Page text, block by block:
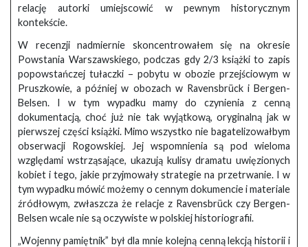
relację autorki umiejscowić w pewnym historycznym
kontekście.
W recenzji nadmiernie skoncentrowałem się na okresie
Powstania Warszawskiego, podczas gdy 2/3 książki to zapis
popowstańczej tułaczki – pobytu w obozie przejściowym w
Pruszkowie, a później w obozach w Ravensbrück i Bergen-
Belsen. I w tym wypadku mamy do czynienia z cenną
dokumentacją, choć już nie tak wyjątkową, oryginalną jak w
pierwszej części książki. Mimo wszystko nie bagatelizowałbym
obserwacji Rogowskiej. Jej wspomnienia są pod wieloma
względami wstrząsające, ukazują kulisy dramatu uwięzionych
kobiet i tego, jakie przyjmowały strategie na przetrwanie. I w
tym wypadku mówić możemy o cennym dokumencie i materiale
źródłowym, zwłaszcza że relacje z Ravensbrück czy Bergen-
Belsen wcale nie są oczywiste w polskiej historiografii.
„Wojenny pamiętnik” był dla mnie kolejną cenną lekcją historii i